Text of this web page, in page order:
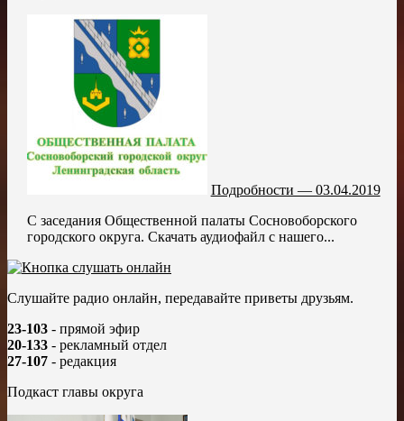
Подробности — 03.04.2019
С заседания Общественной палаты Сосновоборского
городского округа. Скачать аудиофайл с нашего...
Слушайте радио онлайн, передавайте приветы друзьям.
23-103 - прямой эфир
20-133 - рекламный отдел
27-107 - редакция
Подкаст главы округа